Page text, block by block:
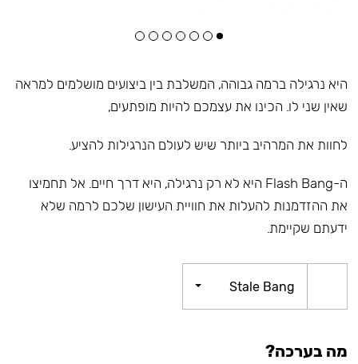
היא נרגילה ברמה גבוהה, המשלבת בין ביצועים מושלמים למראה
שאין שני לו. הכינו את עצמכם להיות מופתעים,
לחוות את המרהיב ביותר שיש לעולם הנרגילות להציע.
ה-Flash Bang היא לא רק נרגילה, היא דרך חיים. אל תחמיצו
את ההזדמנות להעלות את חוויית העישון שלכם לרמה שלא
ידעתם שקיימת.
Stale Bang
מה בערכה?